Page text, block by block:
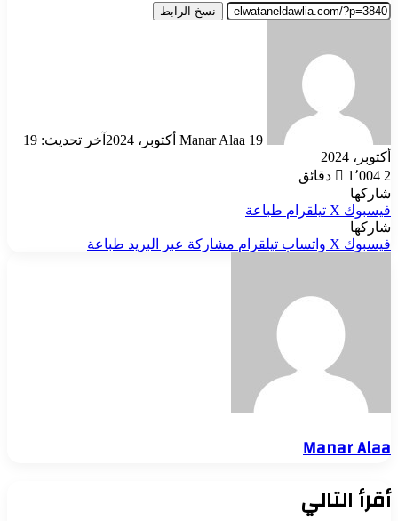
نسخ الرابط
Manar Alaa 19 أكتوبر، 2024
آخر تحديث: 19
أكتوبر، 2024
1٬004 2 دقائق
شاركها
فيسبوك ‫X تيلقرام طباعة
شاركها
فيسبوك ‫X واتساب تيلقرام مشاركة عبر البريد طباعة
Manar Alaa
أقرأ التالي